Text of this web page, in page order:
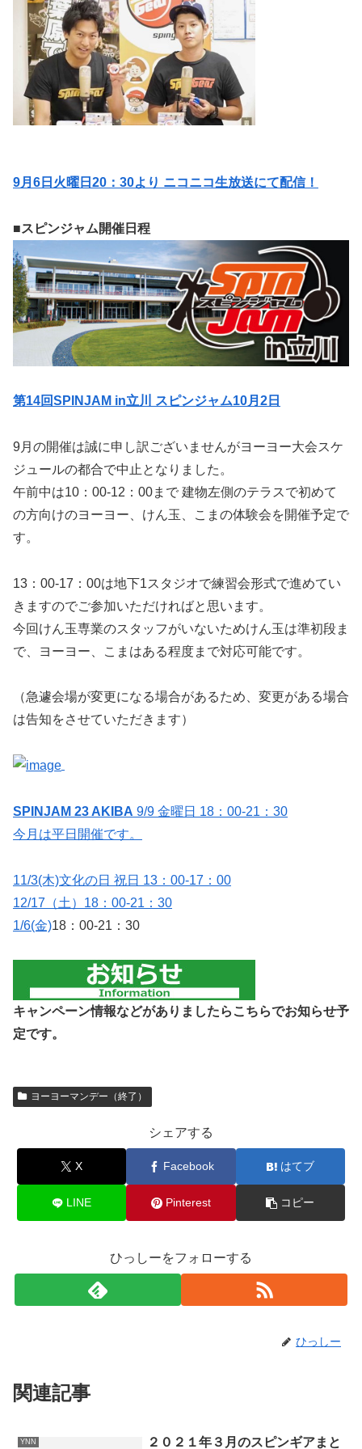
9月6日火曜日20：30より ニコニコ生放送にて配信！
■スピンジャム開催日程
第14回SPINJAM in立川 スピンジャム10月2日
9月の開催は誠に申し訳ございませんがヨーヨー大会スケ
ジュールの都合で中止となりました。
午前中は10：00-12：00まで 建物左側のテラスで初めて
の方向けのヨーヨー、けん玉、こまの体験会を開催予定で
す。
13：00-17：00は地下1スタジオで練習会形式で進めてい
きますのでご参加いただければと思います。
今回けん玉専業のスタッフがいないためけん玉は準初段ま
で、ヨーヨー、こまはある程度まで対応可能です。
（急遽会場が変更になる場合があるため、変更がある場合
は告知をさせていただきます）
SPINJAM 23 AKIBA 9/9 金曜日 18：00-21：30
今月は平日開催です。
11/3(木)文化の日 祝日 13：00-17：00
12/17（土）18：00-21：30
1/6(金)18：00-21：30
キャンペーン情報などがありましたらこちらでお知らせ予
定です。
ヨーヨーマンデー（終了）
シェアする
X Facebook はてブ
LINE Pinterest コピー
ひっしーをフォローする
ひっしー
関連記事
YNN ２０２１年３月のスピンギアまと